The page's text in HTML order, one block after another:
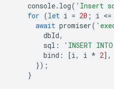
console. log( 'Insert
for (let i = 20 ; i <=
await promiser(
dbId,
sql : 'INSERT
bind : [i, i * 2],
});
}